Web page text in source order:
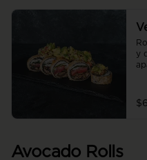
y
Avocado Rolls